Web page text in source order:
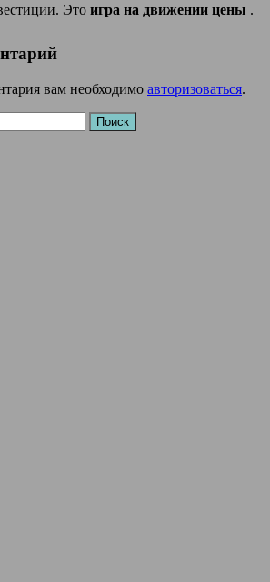
Это игра на движении цены .
вам необходимо авторизоваться.